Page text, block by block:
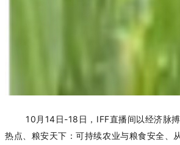
10月14日-18日，IFF直播间以经济脉
热点、粮安天下：可持续农业与粮食安全、